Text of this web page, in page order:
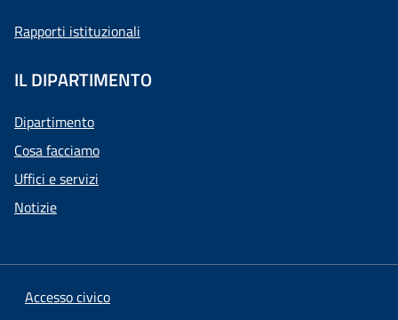
Rapporti istituzionali
IL DIPARTIMENTO
Dipartimento
Cosa facciamo
Uffici e servizi
Notizie
Accesso civico